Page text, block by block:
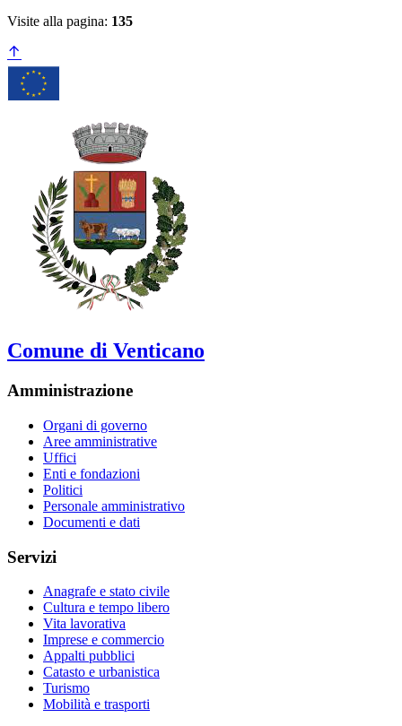
Visite alla pagina: 135
Comune di Venticano
Amministrazione
Organi di governo
Aree amministrative
Uffici
Enti e fondazioni
Politici
Personale amministrativo
Documenti e dati
Servizi
Anagrafe e stato civile
Cultura e tempo libero
Vita lavorativa
Imprese e commercio
Appalti pubblici
Catasto e urbanistica
Turismo
Mobilità e trasporti